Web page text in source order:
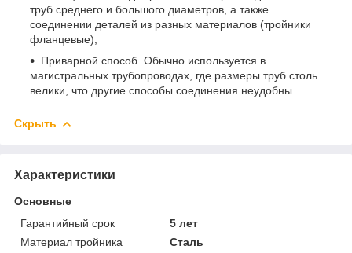
труб среднего и большого диаметров, а также
соединении деталей из разных материалов (тройники
фланцевые);
Приварной способ. Обычно используется в
магистральных трубопроводах, где размеры труб столь
велики, что другие способы соединения неудобны.
Скрыть
Характеристики
Основные
Гарантийный срок
5 лет
Материал тройника
Сталь